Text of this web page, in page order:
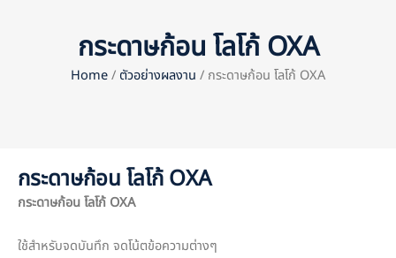
กระดาษก้อน โลโก้ OXA
Home/ ตัวอย่างผลงาน / กระดาษก้อน โลโก้ OXA
กระดาษก้อน โลโก้ OXA
กระดาษก้อน โลโก้ OXA
ใช้สำหรับจดบันทึก จดโน้ตข้อความต่างๆ